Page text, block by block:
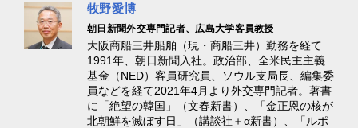
牧野愛博
朝日新聞外交専門記者、広島大学客員教授
大阪商船三井船舶（現・商船三井）勤務を経て
1991年、朝日新聞入社。政治部、全米民主主義
基金（NED）客員研究員、ソウル支局長、編集委
員などを経て2021年4月より外交専門記者。著書
に「絶望の韓国」（文春新書）、「金正恩の核が
北朝鮮を滅ぼす日」（講談社＋α新書）、「ルポ